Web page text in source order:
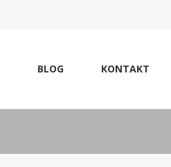
BLOG KONTAKT